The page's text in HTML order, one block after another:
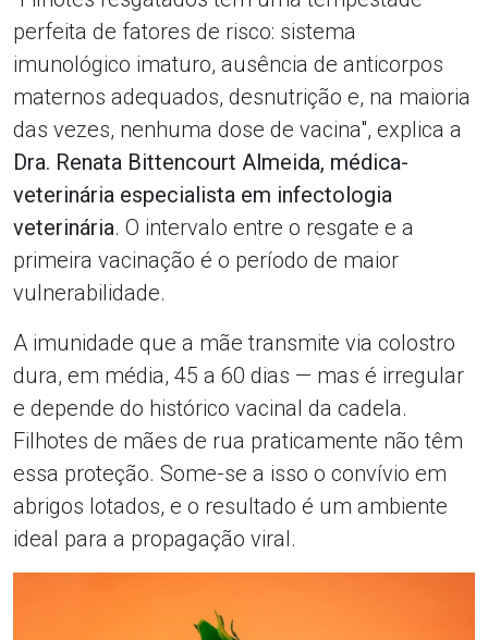
perfeita de fatores de risco: sistema
imunológico imaturo, ausência de anticorpos
maternos adequados, desnutrição e, na maioria
das vezes, nenhuma dose de vacina", explica a
Dra. Renata Bittencourt Almeida, médica-
veterinária especialista em infectologia
veterinária. O intervalo entre o resgate e a
primeira vacinação é o período de maior
vulnerabilidade.
A imunidade que a mãe transmite via colostro
dura, em média, 45 a 60 dias — mas é irregular
e depende do histórico vacinal da cadela.
Filhotes de mães de rua praticamente não têm
essa proteção. Some-se a isso o convívio em
abrigos lotados, e o resultado é um ambiente
ideal para a propagação viral.